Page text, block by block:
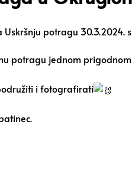
potragu 30.3.2024.
potragu jednom
i fotografirati